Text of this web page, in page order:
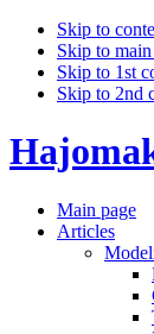
Skip to
Skip to
Skip to 1st
Skip to 2nd
Main page
Articles